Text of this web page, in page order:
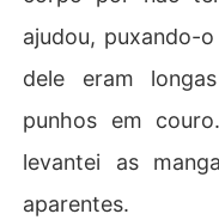
ajudou, puxando-
dele eram
punhos em
levantei as
aparentes.